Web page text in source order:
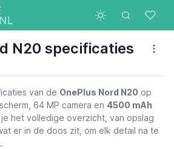
N20 specificaties
van de OnePlus Nord N20 op
64 MP camera en 4500 mAh
het volledige overzicht, van opslag
er in de doos zit, om elk detail na te